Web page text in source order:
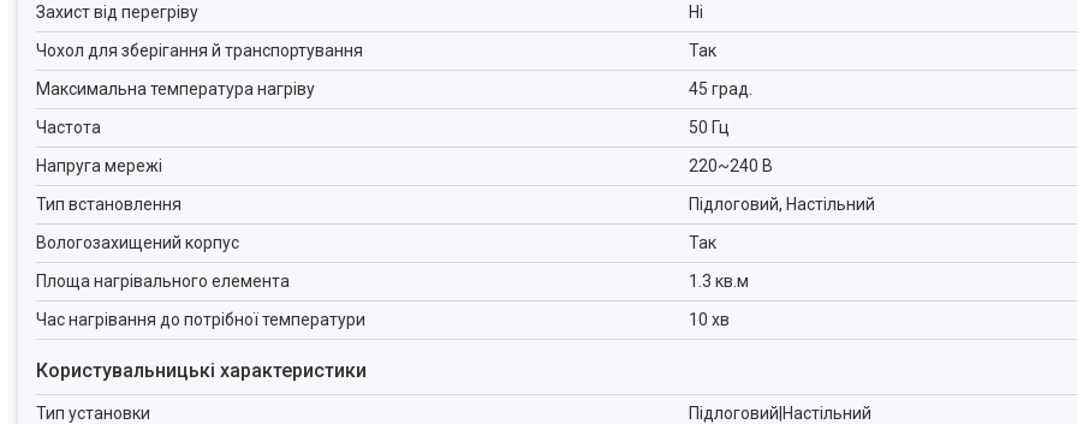
Захист від перегріву
Ні
Чохол для зберігання й транспортування
Так
Максимальна температура нагріву
45 град.
Частота
50 Гц
Напруга мережі
220~240 В
Тип встановлення
Підлоговий, Настільний
Вологозахищений корпус
Так
Площа нагрівального елемента
1.3 кв.м
Час нагрівання до потрібної температури
10 хв
Користувальницькі характеристики
Тип установки Підлоговий|Настільний